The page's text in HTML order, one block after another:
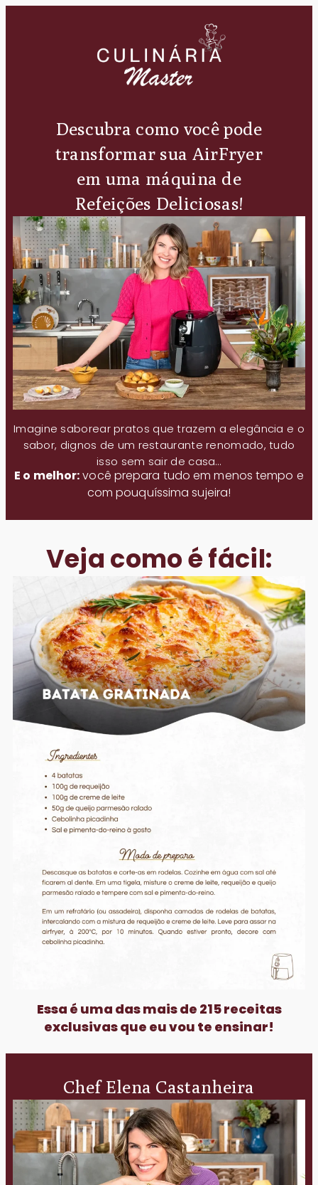
Descubra como você pode
transformar sua AirFryer
em uma máquina de
Refeições Deliciosas!
Imagine saborear pratos que trazem a elegância e o
sabor, dignos de um restaurante renomado, tudo
isso sem sair de casa…
E o melhor:você prepara tudo em menos tempo e
com pouquíssima sujeira!
Veja como é fácil:
Essa é uma das mais de 215 receitas
exclusivas que eu vou te ensinar!
Chef Elena Castanheira